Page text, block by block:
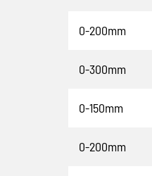
0-200mm
0-300mm
0-150mm
0-200mm